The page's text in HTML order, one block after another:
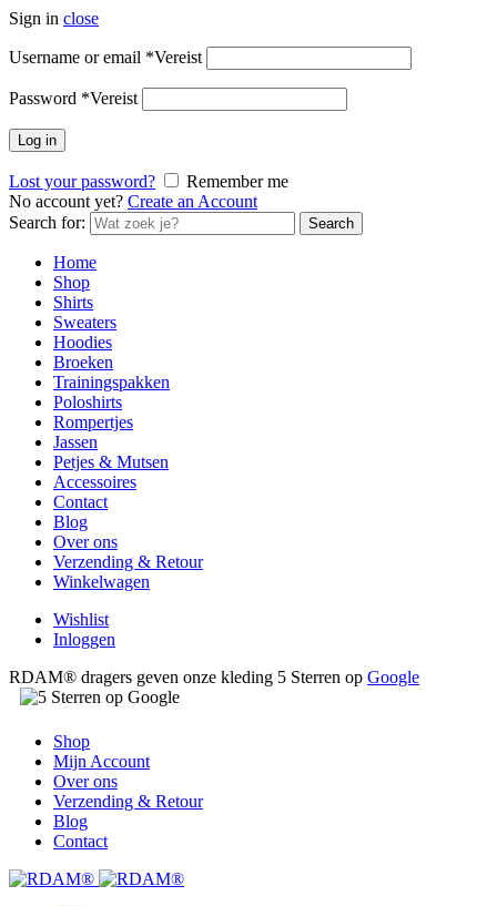
Sign in close
Username or email *Vereist
Password *Vereist
Log in
Lost your password?
Remember me
No account yet? Create an Account
Search for:
Search
Home
Shop
Shirts
Sweaters
Hoodies
Broeken
Trainingspakken
Poloshirts
Rompertjes
Jassen
Petjes & Mutsen
Accessoires
Contact
Blog
Over ons
Verzending & Retour
Winkelwagen
Wishlist
Inloggen
RDAM® dragers geven onze kleding 5 Sterren op Google
Shop
Mijn Account
Over ons
Verzending & Retour
Blog
Contact